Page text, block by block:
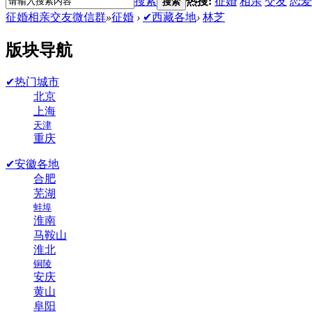
征婚相亲交友微信群»征婚 › ✔西藏各地› 林芝
版块导航
✔热门城市
北京
上海
天津
重庆
✔安徽各地
合肥
芜湖
蚌埠
淮南
马鞍山
淮北
铜陵
安庆
黄山
阜阳